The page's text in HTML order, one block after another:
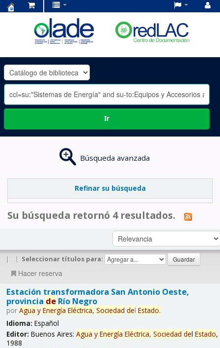
OLADE
-
Ir
Búsqueda avanzada
Refinar su búsqueda
Su búsqueda retornó 4 resultados.
| | Seleccionar títulos para:
Hacer reserva
Estación transformadora San Antonio Oeste,
provincia deRío Negro
por Agua y Energía Eléctrica, Sociedad del Estado.
Idioma: Español
Editor: Buenos Aires: Agua y Energía Eléctrica, Sociedad del Estado,
1988